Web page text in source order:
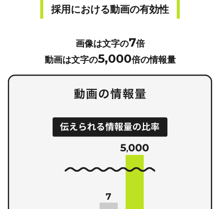
採用における動画の有効性
画像は文字の7倍
動画は文字の5,000倍の情報量